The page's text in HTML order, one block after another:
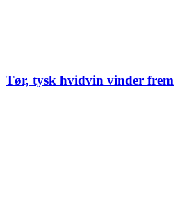
Tør, tysk hvidvin vinder frem